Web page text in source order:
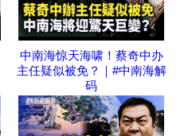
中南海惊天海啸！蔡奇中办
主任疑似被免？｜#中南海解
码